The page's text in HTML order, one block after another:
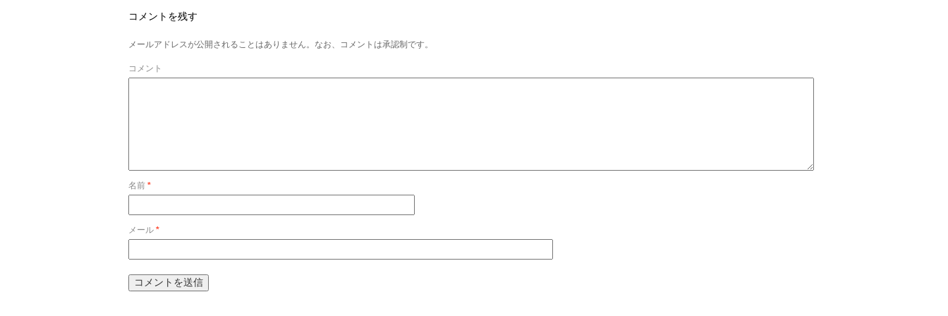
コメントを残す
メールアドレスが公開されることはありません。なお、コメントは承認制です。
コメント
名前 *
メール *